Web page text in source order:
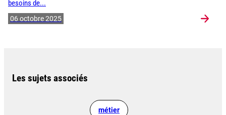
besoins de...
06 octobre 2025
Les sujets associés
métier